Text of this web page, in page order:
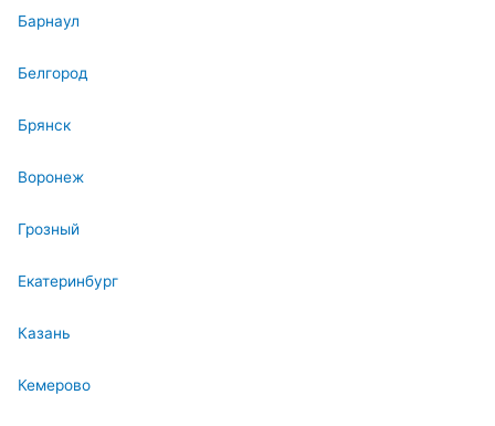
Барнаул
Белгород
Брянск
Воронеж
Грозный
Екатеринбург
Казань
Кемерово